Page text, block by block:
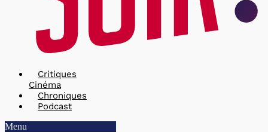
Critiques
Cinéma
Chroniques
Podcast
Menu